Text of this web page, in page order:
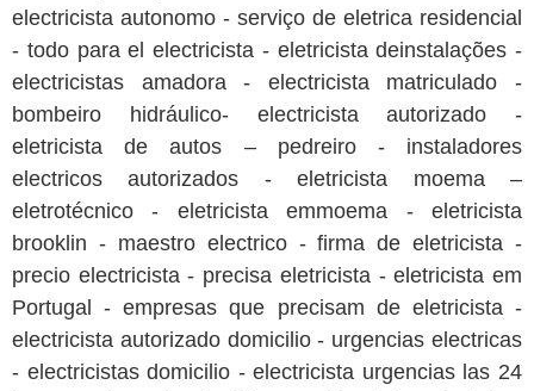
electricista autonomo - serviço de eletrica residencial
- todo para el electricista - eletricista deinstalações -
electricistas amadora - electricista matriculado -
bombeiro hidráulico- electricista autorizado -
eletricista de autos – pedreiro - instaladores
electricos autorizados - eletricista moema –
eletrotécnico - eletricista emmoema - eletricista
brooklin - maestro electrico - firma de eletricista -
precio electricista - precisa eletricista - eletricista em
Portugal - empresas que precisam de eletricista -
electricista autorizado domicilio - urgencias electricas
- electricistas domicilio - electricista urgencias las 24